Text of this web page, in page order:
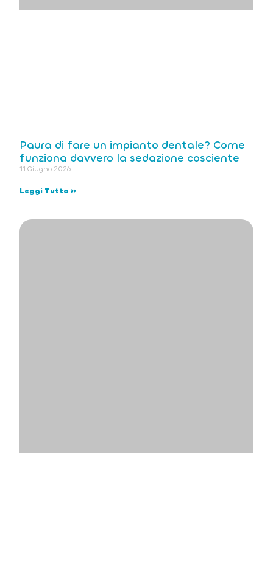
Paura di fare un impianto dentale? Come
funziona davvero la sedazione cosciente
11 Giugno 2026
Leggi Tutto »